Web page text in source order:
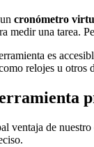
cronómetro
medir una tarea.
es
relojes u otros
ventaja de